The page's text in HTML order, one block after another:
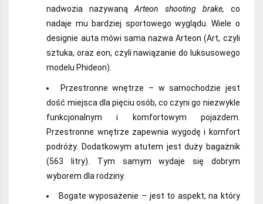
nadwozia nazywanąArteon shooting brake, co
nadaje mu bardziej sportowego wyglądu. Wiele o
designie auta mówi sama nazwa Arteon (Art, czyli
sztuka, oraz eon, czyli nawiązanie do luksusowego
modelu Phideon).
Przestronne wnętrze – w samochodzie jest
dość miejsca dla pięciu osób, co czyni go niezwykle
funkcjonalnym i komfortowym pojazdem.
Przestronne wnętrze zapewnia wygodę i komfort
podróży. Dodatkowym atutem jest duży bagażnik
(563 litry). Tym samym wydaje się dobrym
wyborem dla rodziny.
Bogate wyposażenie – jest to aspekt, na który